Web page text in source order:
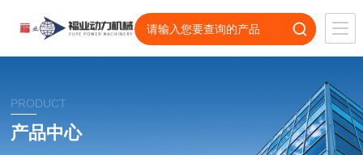
PRODUCT
产品中心